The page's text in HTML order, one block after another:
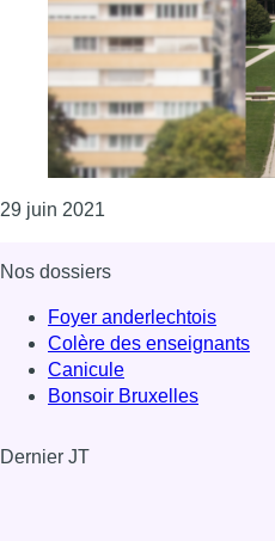
29 juin 2021
Nos dossiers
Foyer anderlechtois
Colère des enseignants
Canicule
Bonsoir Bruxelles
Dernier JT